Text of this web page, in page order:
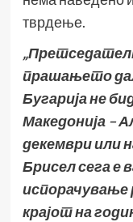
тврдење.
прашањето
Бугарија не
Македонија –
декември или
Брисел сега е
испорачување
крајот на